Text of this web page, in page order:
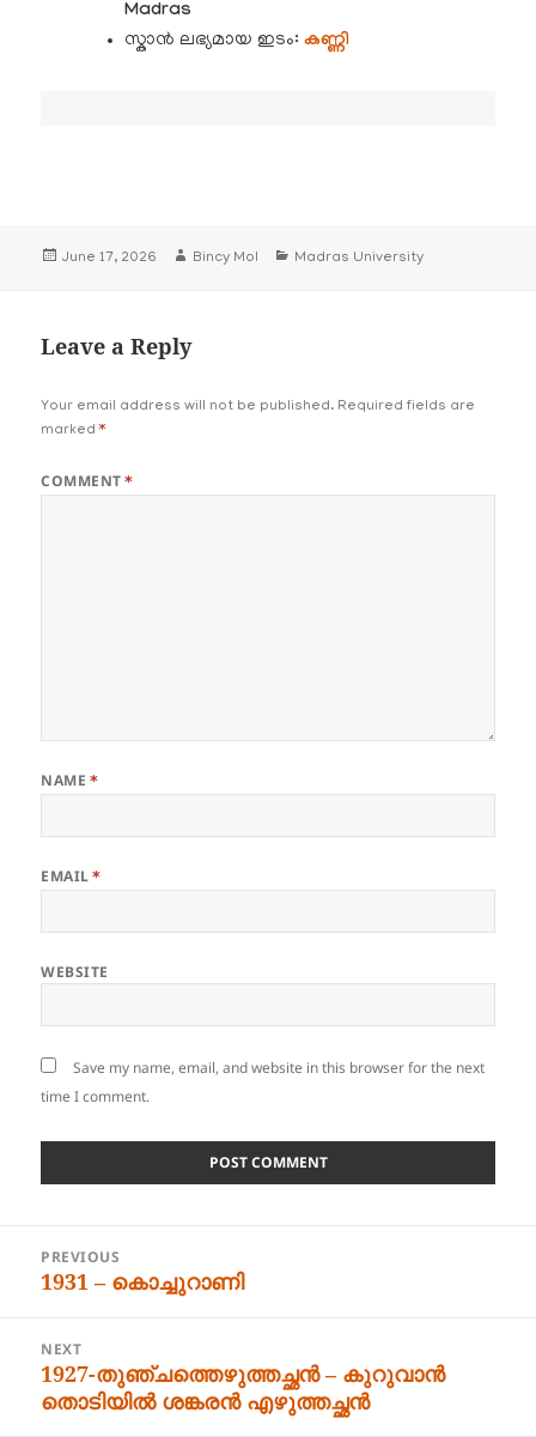
Madras
സ്കാൻ ലഭ്യമായ ഇടം: കണ്ണി
Posted
June 17, 2026 Author
Bincy Mol Categories
Madras University
Leave a Reply
Your email address will not be published. Required fields are
marked*
COMMENT*
NAME*
EMAIL*
WEBSITE
Save my name, email, and website in this browser for the next
time I comment.
navigation
PREVIOUS
Previous
1931 – കൊച്ചുറാണി
NEXT
Next
post:
1927-തുഞ്ചത്തെഴുത്തച്ഛൻ – കുറുവാൻ
തൊടിയിൽ ശങ്കരൻ എഴുത്തച്ഛൻ